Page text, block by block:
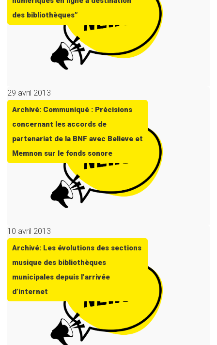
des bibliothèques”
29 avril 2013
Archivé: Communiqué : Précisions
concernant les accords de
partenariat de la BNF avec Believe et
Memnon sur le fonds sonore
10 avril 2013
Archivé: Les évolutions des sections
musique des bibliothèques
municipales depuis l’arrivée
d’internet